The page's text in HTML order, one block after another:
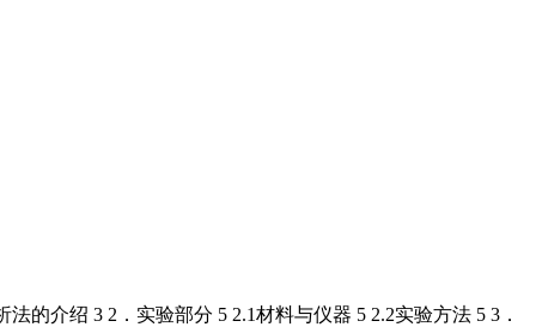
的介绍 3 2．实验部分 5 2.1材料与仪器 5 2.2实验方法 5 3．